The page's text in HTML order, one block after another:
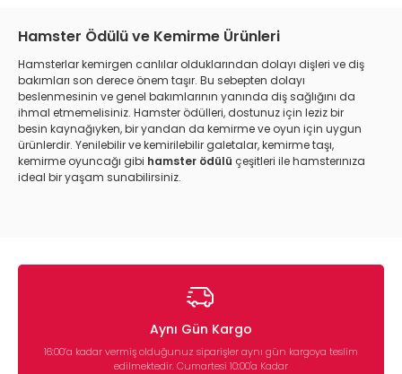
Hamster Ödülü ve Kemirme Ürünleri
Hamsterlar kemirgen canlılar olduklarından dolayı dişleri ve diş
bakımları son derece önem taşır. Bu sebepten dolayı
beslenmesinin ve genel bakımlarının yanında diş sağlığını da
ihmal etmemelisiniz. Hamster ödülleri, dostunuz için leziz bir
besin kaynağıyken, bir yandan da kemirme ve oyun için uygun
ürünlerdir. Yenilebilir ve kemirilebilir galetalar, kemirme taşı,
kemirme oyuncağı gibi hamster ödülü çeşitleri ile hamsterınıza
ideal bir yaşam sunabilirsiniz.
Aynı Gün Kargo
16:00’a kadar vermiş olduğunuz siparişler aynı gün kargoya teslim
edilmektedir. Cumartesi 10:00'a Kadar